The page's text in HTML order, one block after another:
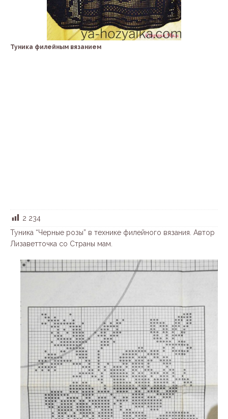
Туника филейным вязанием
2 234
Туника “Черные розы” в технике филейного вязания. Автор
Лизаветточка со Страны мам.